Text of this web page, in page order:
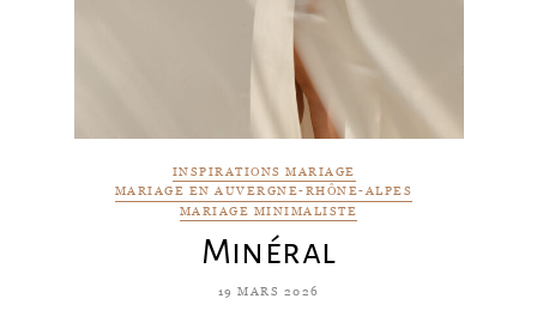
INSPIRATIONS MARIAGE
MARIAGE EN AUVERGNE-RHÔNE-ALPES
MARIAGE MINIMALISTE
Minéral
19 MARS 2026